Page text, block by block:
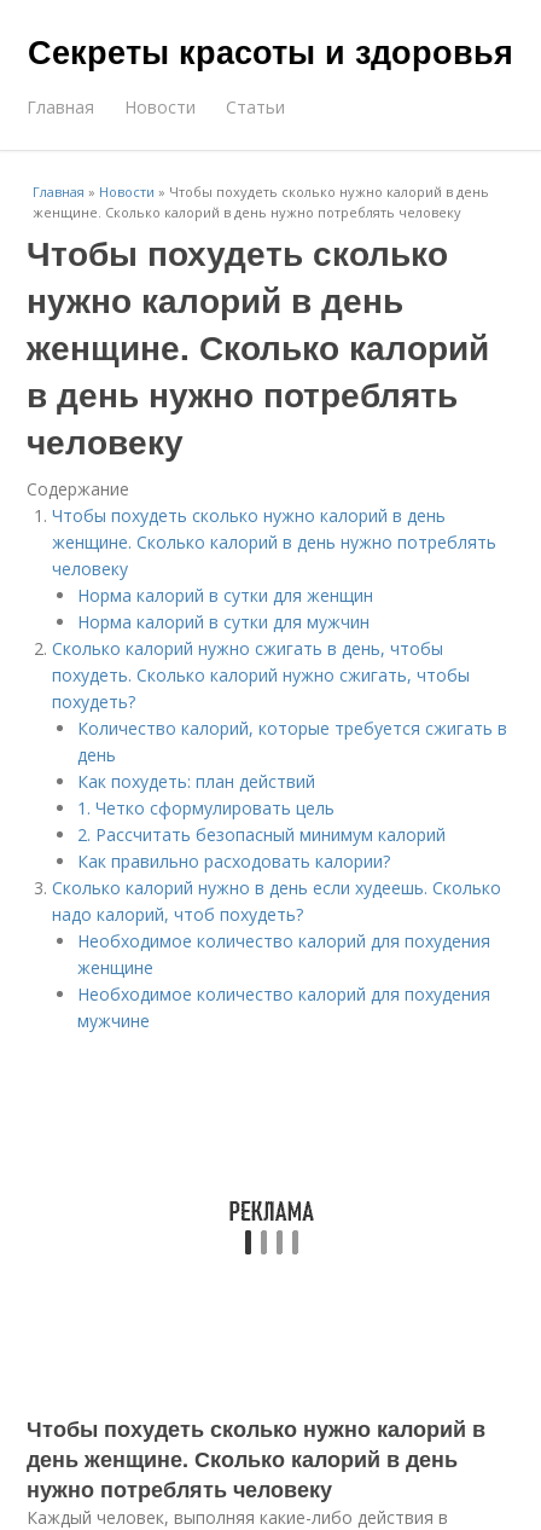
Секреты красоты и здоровья
Главная Новости Статьи
Главная » Новости » Чтобы похудеть сколько нужно калорий в день
женщине. Сколько калорий в день нужно потреблять человеку
Чтобы похудеть сколько
нужно калорий в день
женщине. Сколько калорий
в день нужно потреблять
человеку
Содержание
Чтобы похудеть сколько нужно калорий в день
женщине. Сколько калорий в день нужно потреблять
человеку
Норма калорий в сутки для женщин
Норма калорий в сутки для мужчин
Сколько калорий нужно сжигать в день, чтобы
похудеть. Сколько калорий нужно сжигать, чтобы
похудеть?
Количество калорий, которые требуется сжигать в
день
Как похудеть: план действий
1. Четко сформулировать цель
2. Рассчитать безопасный минимум калорий
Как правильно расходовать калории?
Сколько калорий нужно в день если худеешь. Сколько
надо калорий, чтоб похудеть?
Необходимое количество калорий для похудения
женщине
Необходимое количество калорий для похудения
мужчине
Чтобы похудеть сколько нужно калорий в
день женщине. Сколько калорий в день
нужно потреблять человеку
Каждый человек, выполняя какие-либо действия в